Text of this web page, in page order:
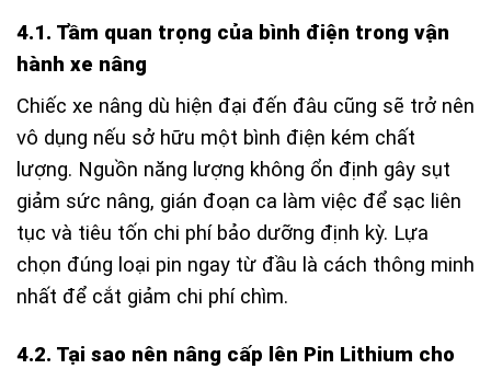
4.1. Tầm quan trọng của bình điện trong vận
hành xe nâng
Chiếc xe nâng dù hiện đại đến đâu cũng sẽ trở nên
vô dụng nếu sở hữu một bình điện kém chất
lượng. Nguồn năng lượng không ổn định gây sụt
giảm sức nâng, gián đoạn ca làm việc để sạc liên
tục và tiêu tốn chi phí bảo dưỡng định kỳ. Lựa
chọn đúng loại pin ngay từ đầu là cách thông minh
nhất để cắt giảm chi phí chìm.
4.2. Tại sao nên nâng cấp lên Pin Lithium cho